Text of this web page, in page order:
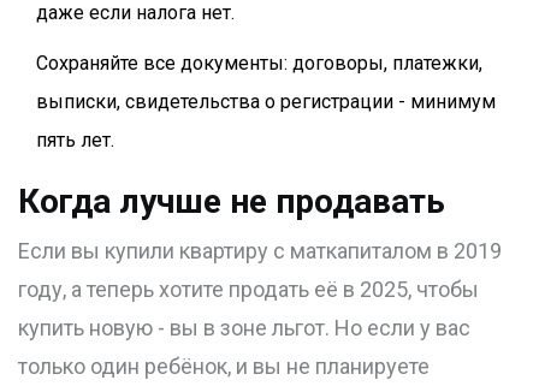
даже если налога нет.
Сохраняйте все документы: договоры, платежки,
выписки, свидетельства о регистрации - минимум
пять лет.
Когда лучше не продавать
Если вы купили квартиру с маткапиталом в 2019
году, а теперь хотите продать её в 2025, чтобы
купить новую - вы в зоне льгот. Но если у вас
только один ребёнок, и вы не планируете